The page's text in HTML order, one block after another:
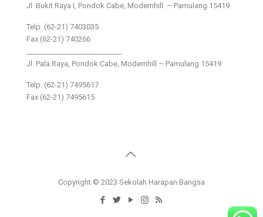
Jl. Bukit Raya I, Pondok Cabe, Modernhill – Pamulang 15419
Telp. (62-21) 7403035
Fax (62-21) 740266
Jl. Pala Raya, Pondok Cabe, Modernhill – Pamulang 15419
Telp. (62-21) 7495617
Fax (62-21) 7495615
Copyright © 2023 Sekolah Harapan Bangsa